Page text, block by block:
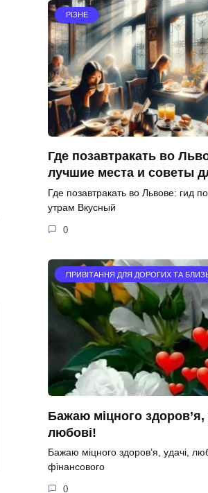
РІЗНЕ
Где позавтракать во
лучшие места и советы
Где позавтракать во Львове: гид
утрам Вкусный
0
ПРИВІТАННЯ ДЛЯ ДОРОГИХ ТА
Бажаю міцного здоров’я,
любові!
Бажаю міцного здоров’я, удачі,
фінансового
0